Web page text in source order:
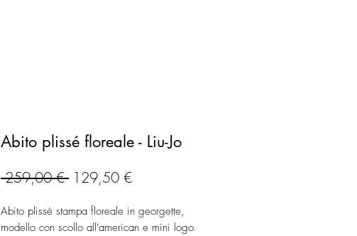
Abito plissé floreale - Liu-Jo
259,00 € Prezzo
129,50 €Prezzo
Abito plissé stampa floreale in georgette,
modello con scollo all'american e mini logo